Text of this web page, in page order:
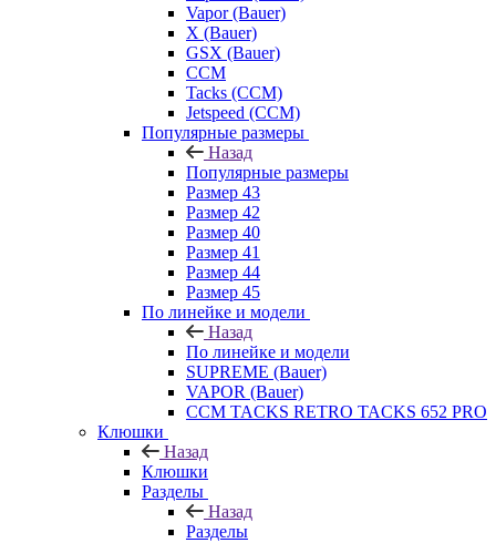
Vapor (Bauer)
X (Bauer)
GSX (Bauer)
CCM
Tacks (CCM)
Jetspeed (CCM)
Популярные размеры
Назад
Популярные размеры
Размер 43
Размер 42
Размер 40
Размер 41
Размер 44
Размер 45
По линейке и модели
Назад
По линейке и модели
SUPREME (Bauer)
VAPOR (Bauer)
CCM TACKS RETRO TACKS 652 PRO
Клюшки
Назад
Клюшки
Разделы
Назад
Разделы